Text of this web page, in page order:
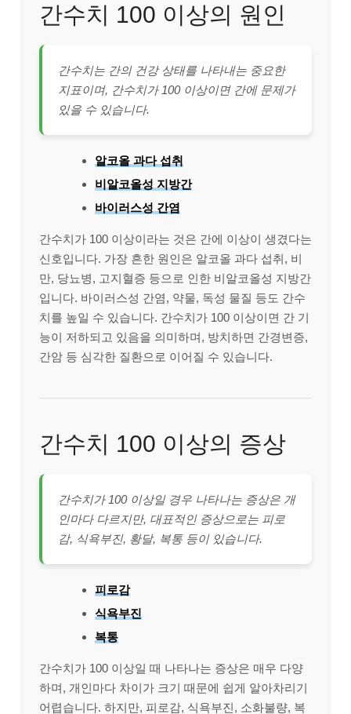
간수치 100 이상의 원인
간수치는 간의 건강 상태를 나타내는 중요한
지표이며, 간수치가 100 이상이면 간에 문제가
있을 수 있습니다.
알코올 과다 섭취
비알코올성 지방간
바이러스성 간염
간수치가 100 이상이라는 것은 간에 이상이 생겼다는
신호입니다. 가장 흔한 원인은 알코올 과다 섭취, 비
만, 당뇨병, 고지혈증 등으로 인한 비알코올성 지방간
입니다. 바이러스성 간염, 약물, 독성 물질 등도 간수
치를 높일 수 있습니다. 간수치가 100 이상이면 간 기
능이 저하되고 있음을 의미하며, 방치하면 간경변증,
간암 등 심각한 질환으로 이어질 수 있습니다.
간수치 100 이상의 증상
간수치가 100 이상일 경우 나타나는 증상은 개
인마다 다르지만, 대표적인 증상으로는 피로
감, 식욕부진, 황달, 복통 등이 있습니다.
피로감
식욕부진
복통
간수치가 100 이상일 때 나타나는 증상은 매우 다양
하며, 개인마다 차이가 크기 때문에 쉽게 알아차리기
어렵습니다. 하지만, 피로감, 식욕부진, 소화불량, 복